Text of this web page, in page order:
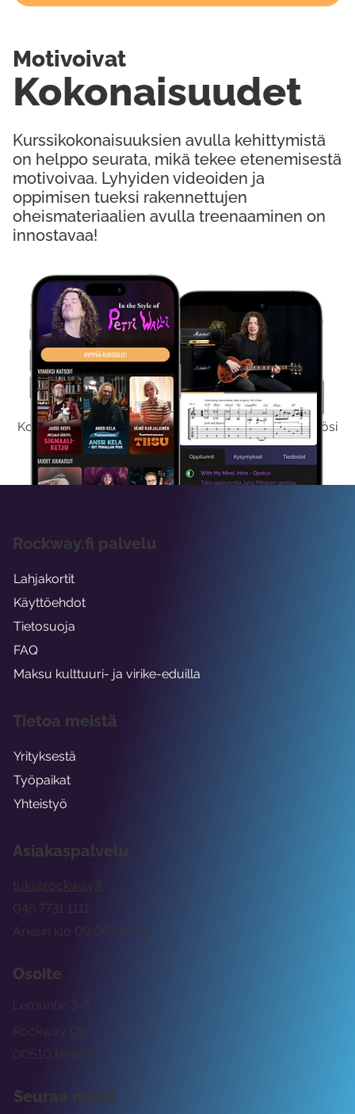
Kokeile Ilmaiseksi
Kokeilemalla ilmaiseksi saat koko sisältömme käyttöösi
viikon ajaksi.
Kurssikokonaisuuksien avulla kehittymistä
on helppo seurata, mikä tekee etenemisestä
motivoivaa. Lyhyiden videoiden ja
oppimisen tueksi rakennettujen
oheismateriaalien avulla treenaaminen on
innostavaa!
Kokonaisuudet
Motivoivat
Asiakaspalvelu
tuki@rockway.fi
Arkisin klo 09:00 -15:00
045 7731 1111
Osoite
Rockway Oy
Lemuntie 3-5
00510 Helsinki
Seuraa meitä
Rockway.fi palvelu
Lahjakortit
Käyttöehdot
Tietosuoja
FAQ
Maksu kulttuuri- ja virike-eduilla
Tietoa meistä
Yrityksestä
Työpaikat
Yhteistyö